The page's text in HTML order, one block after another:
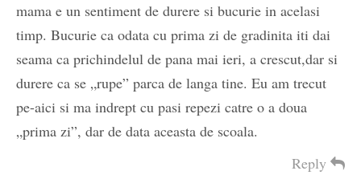
mama e un sentiment de durere si bucurie in acelasi
timp. Bucurie ca odata cu prima zi de gradinita iti dai
seama ca prichindelul de pana mai ieri, a crescut,dar si
durere ca se „rupe” parca de langa tine. Eu am trecut
pe-aici si ma indrept cu pasi repezi catre o a doua
„prima zi”, dar de data aceasta de scoala.
Reply